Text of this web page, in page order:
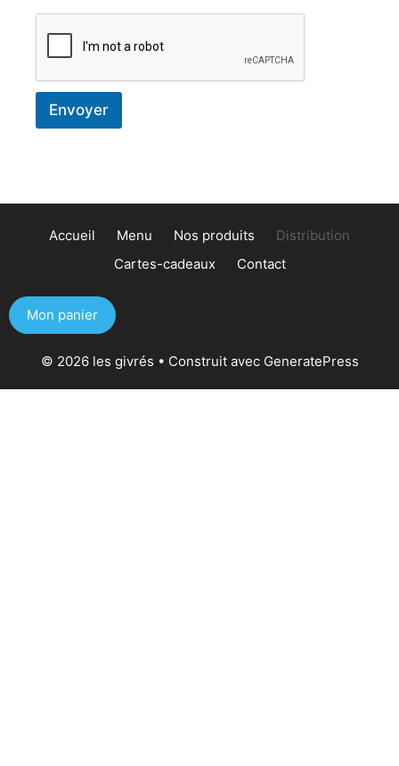
Envoyer
Accueil Menu Nos produits
Distribution
Cartes-cadeaux
Contact
Mon panier
© 2026 les givrés • Construit avec GeneratePress